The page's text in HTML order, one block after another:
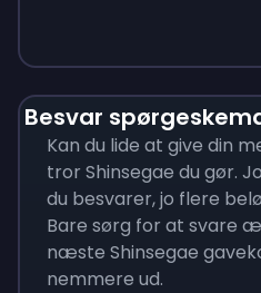
Besvar
Kan du lide at give din
tror Shinsegae du gør.
du besvarer, jo flere
Bare sørg for at svare
næste Shinsegae
nemmere ud.